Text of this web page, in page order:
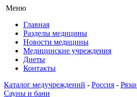
Меню
Главная
Разделы медицины
Новости медицины
Медицинские учреждения
Диеты
Контакты
Каталог медучреждений - Россия -
Сауны и бани